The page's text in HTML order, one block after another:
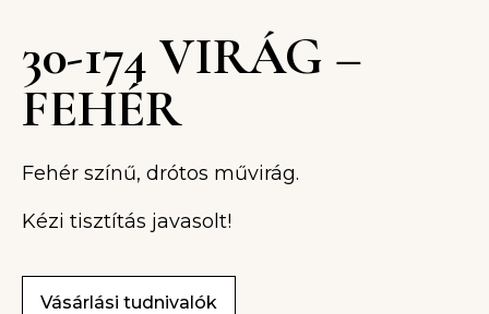
30-174 VIRÁG –
FEHÉR
Fehér színű, drótos művirág.
Kézi tisztítás javasolt!
Vásárlási tudnivalók